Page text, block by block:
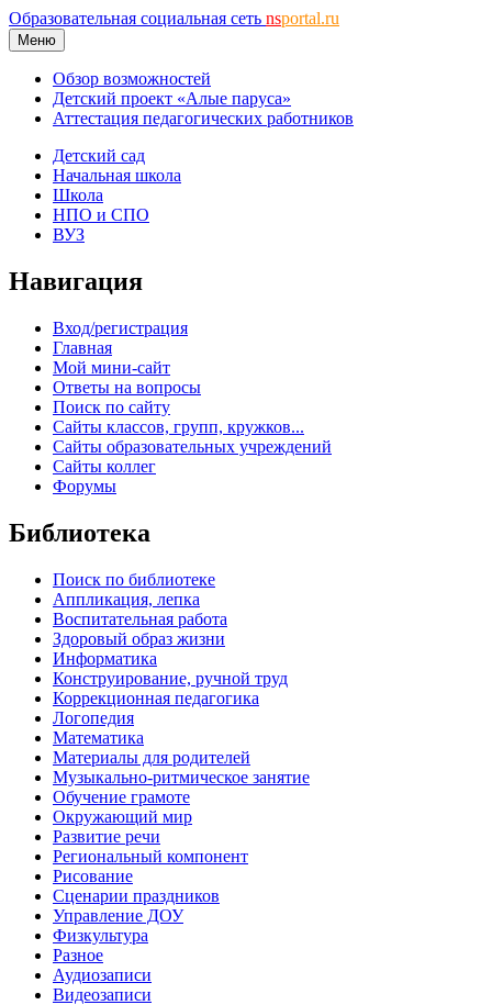
Образовательная социальная сеть nsportal.ru
Меню
Обзор возможностей
Детский проект «Алые паруса»
Аттестация педагогических работников
Детский сад
Начальная школа
Школа
НПО и СПО
ВУЗ
Навигация
Вход/регистрация
Главная
Мой мини-сайт
Ответы на вопросы
Поиск по сайту
Сайты классов, групп, кружков...
Сайты образовательных учреждений
Сайты коллег
Форумы
Библиотека
Поиск по библиотеке
Аппликация, лепка
Воспитательная работа
Здоровый образ жизни
Информатика
Конструирование, ручной труд
Коррекционная педагогика
Логопедия
Математика
Материалы для родителей
Музыкально-ритмическое занятие
Обучение грамоте
Окружающий мир
Развитие речи
Региональный компонент
Рисование
Сценарии праздников
Управление ДОУ
Физкультура
Разное
Аудиозаписи
Видеозаписи